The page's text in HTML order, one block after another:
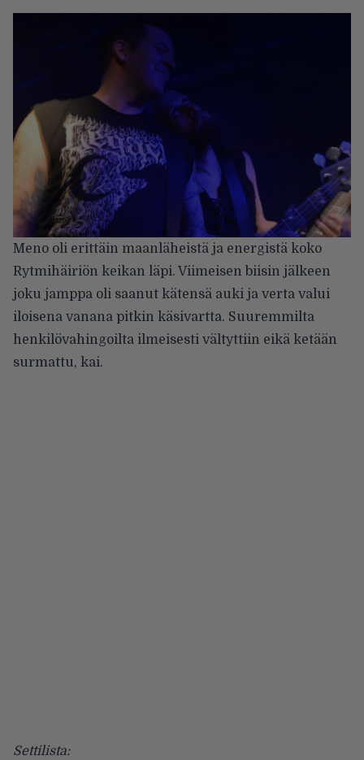
Meno oli erittäin maanläheistä ja energistä koko
Rytmihäiriön keikan läpi. Viimeisen biisin jälkeen
joku jamppa oli saanut kätensä auki ja verta valui
iloisena vanana pitkin käsivartta. Suuremmilta
henkilövahingoilta ilmeisesti vältyttiin eikä ketään
surmattu, kai.
Settilista: